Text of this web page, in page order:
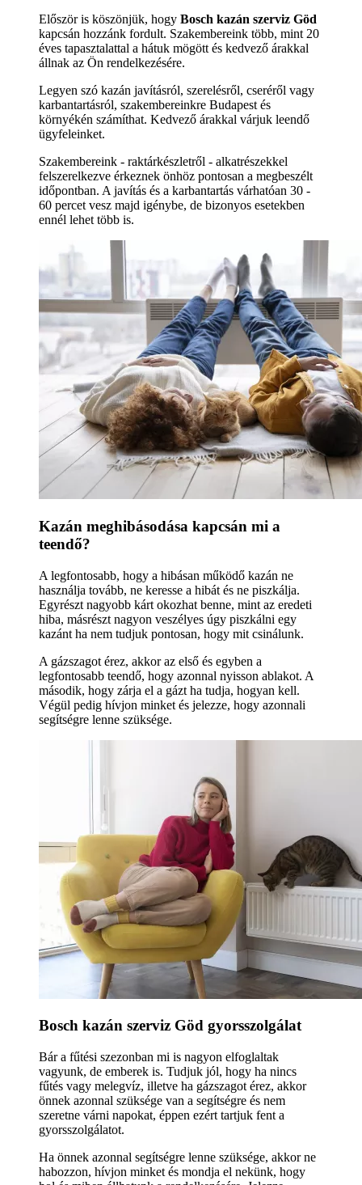
Először is köszönjük, hogy Bosch kazán szerviz Göd
kapcsán hozzánk fordult. Szakembereink több, mint 20
éves tapasztalattal a hátuk mögött és kedvező árakkal
állnak az Ön rendelkezésére.
Legyen szó kazán javításról, szerelésről, cseréről vagy
karbantartásról, szakembereinkre Budapest és
környékén számíthat. Kedvező árakkal várjuk leendő
ügyfeleinket.
Szakembereink - raktárkészletről - alkatrészekkel
felszerelkezve érkeznek önhöz pontosan a megbeszélt
időpontban. A javítás és a karbantartás várhatóan 30 -
60 percet vesz majd igénybe, de bizonyos esetekben
ennél lehet több is.
Kazán meghibásodása kapcsán mi a
teendő?
A legfontosabb, hogy a hibásan működő kazán ne
használja tovább, ne keresse a hibát és ne piszkálja.
Egyrészt nagyobb kárt okozhat benne, mint az eredeti
hiba, másrészt nagyon veszélyes úgy piszkálni egy
kazánt ha nem tudjuk pontosan, hogy mit csinálunk.
A gázszagot érez, akkor az első és egyben a
legfontosabb teendő, hogy azonnal nyisson ablakot. A
második, hogy zárja el a gázt ha tudja, hogyan kell.
Végül pedig hívjon minket és jelezze, hogy azonnali
segítségre lenne szüksége.
Bosch kazán szerviz Göd gyorsszolgálat
Bár a fűtési szezonban mi is nagyon elfoglaltak
vagyunk, de emberek is. Tudjuk jól, hogy ha nincs
fűtés vagy melegvíz, illetve ha gázszagot érez, akkor
önnek azonnal szüksége van a segítségre és nem
szeretne várni napokat, éppen ezért tartjuk fent a
gyorsszolgálatot.
Ha önnek azonnal segítségre lenne szüksége, akkor ne
habozzon, hívjon minket és mondja el nekünk, hogy